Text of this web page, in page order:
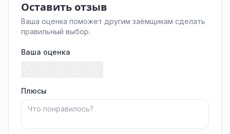
Оставить отзыв
Ваша оценка поможет другим заёмщикам сделать
правильный выбор.
Ваша оценка
Плюсы